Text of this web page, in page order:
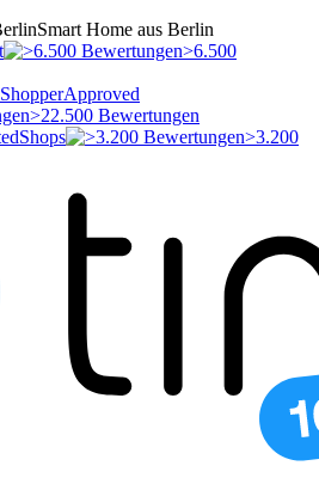
Smart Home aus Berlin
>6.500
ShopperApproved
>22.500 Bewertungen
>3.200